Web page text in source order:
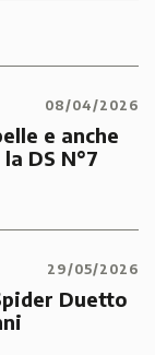
08/04/2026
e anche
DS N°7
29/05/2026
Duetto